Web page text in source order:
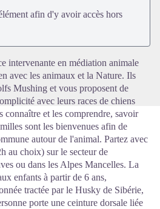
Voir l'image en plein écran
afin d'y avoir accès hors
intervenante en médiation animale
avec les animaux et la Nature. Ils
Mushing et vous proposent de
avec leurs races de chiens
connaître et les comprendre, savoir
sont les bienvenues afin de
autour de l'animal. Partez avec
au choix) sur le secteur de
ou dans les Alpes Mancelles. La
enfants à partir de 6 ans,
tractée par le Husky de Sibérie,
porte une ceinture dorsale liée